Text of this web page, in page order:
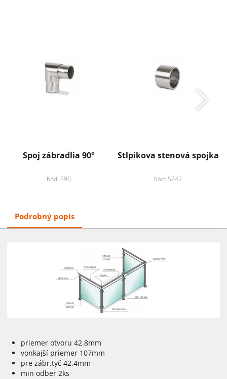
Spoj zábradlia 90°
Kód: S90
Stlpikova stenová spojka
Kód: SZ42
Podrobný popis
priemer otvoru 42.8mm
vonkajší priemer 107mm
pre zábr.tyč 42,4mm
min odber 2ks